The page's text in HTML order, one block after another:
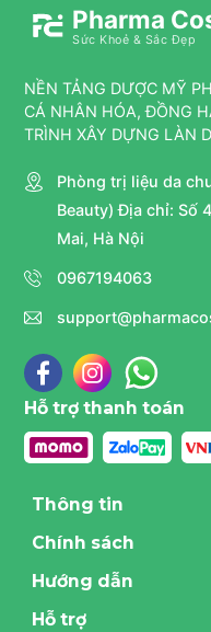
Pharma
Sức Khoẻ & Sắc Đẹp
NỀN TẢNG DƯỢC MỸ
CÁ NHÂN HÓA, ĐỒNG
TRÌNH XÂY DỰNG LÀN
Phòng trị liệu da
Beauty) Địa chỉ: Số
Mai, Hà Nội
0967194063
Hỗ trợ thanh toán
Thông tin
Chính sách
Hướng dẫn
Hỗ trợ